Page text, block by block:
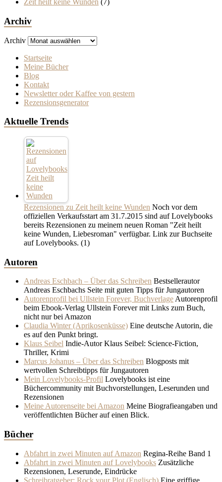
Zeit heilt keine Wunden (7)
Archiv
Archiv
Startseite
Meine Bücher
Blog
Kontakt
Newsletter oder Kaffee von gestern
Rezensionsgenerator
Aktuelle Trends
Rezensionen zu Zeit heilt keine Wunden Noch vor dem
offiziellen Verkaufsstart am 31.7.2015 sind auf Lovelybooks
bereits Rezensionen zu meinem neuen Roman "Zeit heilt
keine Wunden, Liebesroman" verfügbar. Link zur Buchseite
auf Lovelybooks. (1)
Autoren
Andreas Eschbach – Über das Schreiben Bestsellerautor
Andreas Eschbachs Seite mit guten Tipps für Jungautoren
Autorenprofil bei Ullstein Forever, Buchverlage Autorenprofil
beim Ebook-Verlag Ullstein Forever mit Links zum Buch,
nicht nur bei Amazon
Claudia Winter (Aprikosenküsse) Eine deutsche Autorin, die
es auf den Punkt bringt.
Klaus Seibel Indie-Autor Klaus Seibel: Science-Fiction,
Thriller, Krimi
Marcus Johanus – Über das Schreiben Blogposts mit
wertvollen Schreibtipps für Jungautoren
Mein Lovelybooks-Profil Lovelybooks ist eine
Büchercommunity mit Buchvorstellungen, Leserunden und
Rezensionen
Meine Autorenseite bei Amazon Meine Biografieangaben und
veröffentlichten Bücher auf einen Blick.
Bücher
Abfahrt in zwei Minuten auf Amazon Regina-Reihe Band 1
Abfahrt in zwei Minuten auf Lovelybooks Zusätzliche
Rezensionen, Leserunde, Eindrücke
Schreibratgeber: Rock your Plot (Englisch) Eine griffige